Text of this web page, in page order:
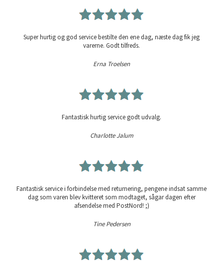
Super hurtig og god service bestilte den ene dag, næste dag fik jeg
varerne. Godt tilfreds.
Erna Troelsen
Fantastisk hurtig service godt udvalg.
Charlotte Jalum
Fantastisk service i forbindelse med returnering, pengene indsat samme
dag som varen blev kvitteret som modtaget, sågar dagen efter
afsendelse med PostNord! ;)
Tine Pedersen